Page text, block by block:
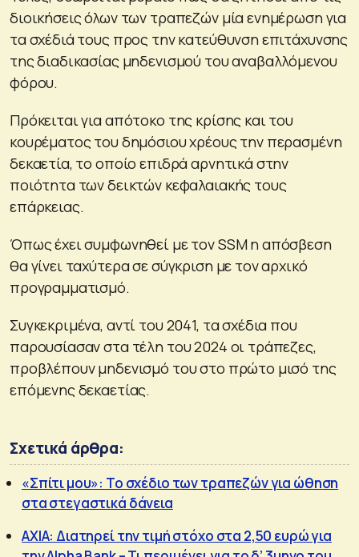
διοικήσεις όλων των τραπεζών μία ενημέρωση για
τα σχέδιά τους προς την κατεύθυνση επιτάχυνσης
της διαδικασίας μηδενισμού του αναβαλλόμενου
φόρου.
Πρόκειται για απότοκο της κρίσης και του
κουρέματος του δημόσιου χρέους την περασμένη
δεκαετία, το οποίο επιδρά αρνητικά στην
ποιότητα των δεικτών κεφαλαιακής τους
επάρκειας.
Όπως έχει συμφωνηθεί με τον SSM η απόσβεση
θα γίνει ταχύτερα σε σύγκριση με τον αρχικό
προγραμματισμό.
Συγκεκριμένα, αντί του 2041, τα σχέδια που
παρουσίασαν στα τέλη του 2024 οι τράπεζες,
προβλέπουν μηδενισμό του στο πρώτο μισό της
επόμενης δεκαετίας.
Σχετικά άρθρα:
«Σπίτι μου»: Το σχέδιο των τραπεζών για ώθηση
στα στεγαστικά δάνεια
ΑΧΙΑ: Διατηρεί την τιμή στόχο στα 2,50 ευρώ για